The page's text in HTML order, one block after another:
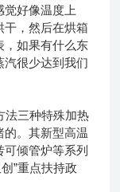
好像温度上
干，然后在烘箱
，如果有什么东
汽很少达到我们
三种特殊加热
的。其新型高温
倾管炉等系列
”重点扶持政